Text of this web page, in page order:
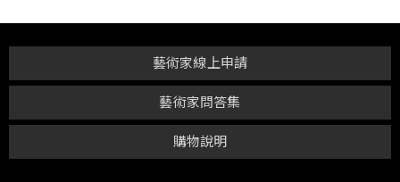
購物說明
藝術家問答集
藝術家線上申請